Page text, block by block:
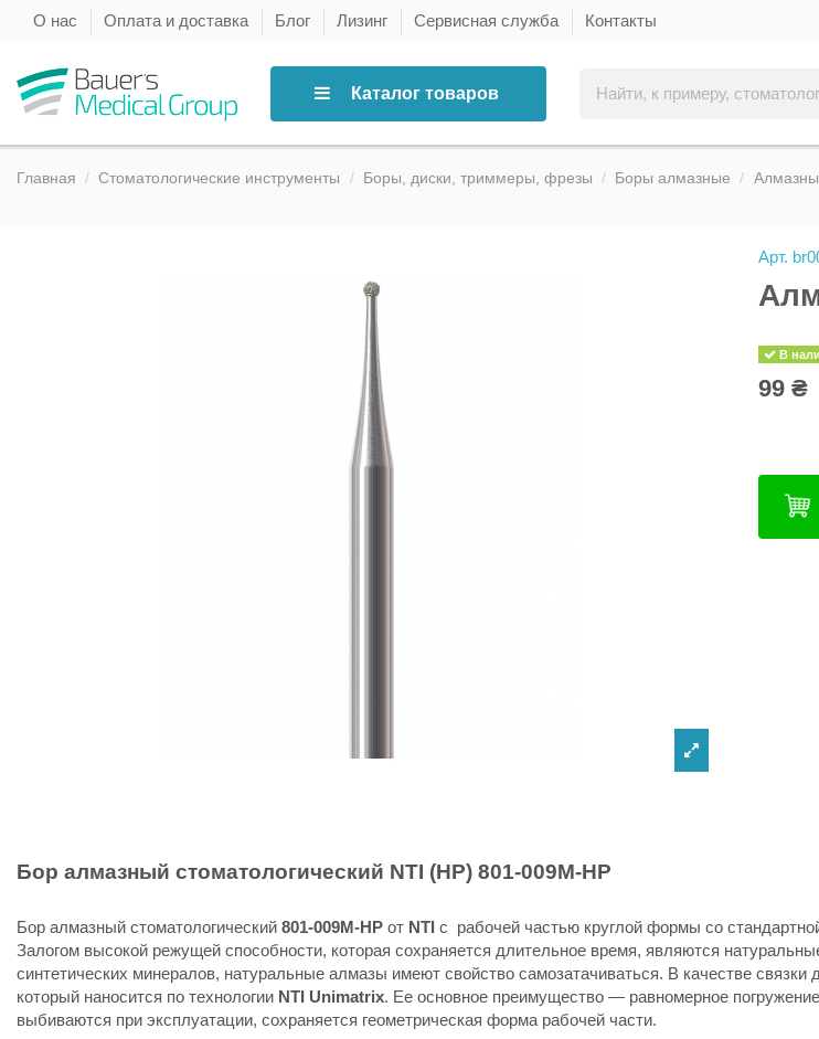
О нас Оплата и доставка Блог Лизинг Сервисная служба Контакты
Каталог товаров
Главная Стоматологические инструменты Боры, диски, триммеры, фрезы Боры алмазные
Арт.
В
99 ₴
Бор алмазный стоматологический NTI (HP) 801-009M-HP
Бор алмазный стоматологический 801-009M-HP от NTI с рабочей частью круглой формы со
Залогом высокой режущей способности, которая сохраняется длительное время, являются
синтетических минералов, натуральные алмазы имеют свойство самозатачиваться. В качестве связки
который наносится по технологии NTI Unimatrix. Ее основное преимущество — равномерное
выбиваются при эксплуатации, сохраняется геометрическая форма рабочей части.